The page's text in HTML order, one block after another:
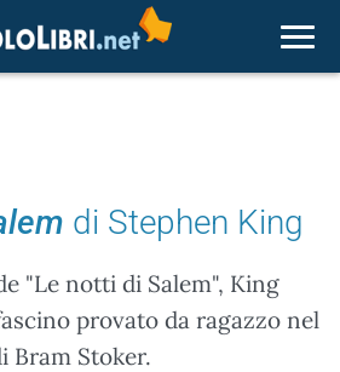
di Stephen King
"Le notti di Salem", King
provato da ragazzo nel
Bram Stoker.